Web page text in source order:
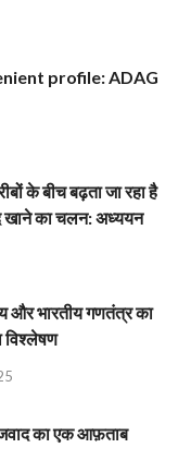
profile: ADAG
के बीच बढ़ता जा रहा है
खाने का चलन: अध्ययन
और भारतीय गणतंत्र का
विश्लेषण
का एक आफ़ताब